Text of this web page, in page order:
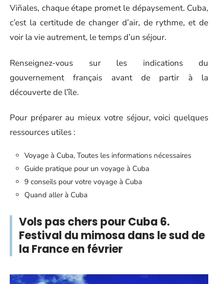
Viñales, chaque étape promet le dépaysement. Cuba,
c’est la certitude de changer d’air, de rythme, et de
voir la vie autrement, le temps d’un séjour.
Renseignez-vous sur les indications du
gouvernement français avant de partir à la
découverte de l’île.
Pour préparer au mieux votre séjour, voici quelques
ressources utiles :
Voyage à Cuba, Toutes les informations nécessaires
Guide pratique pour un voyage à Cuba
9 conseils pour votre voyage à Cuba
Quand aller à Cuba
Vols pas chers pour Cuba 6.
Festival du mimosa dans le sud de
la France en février